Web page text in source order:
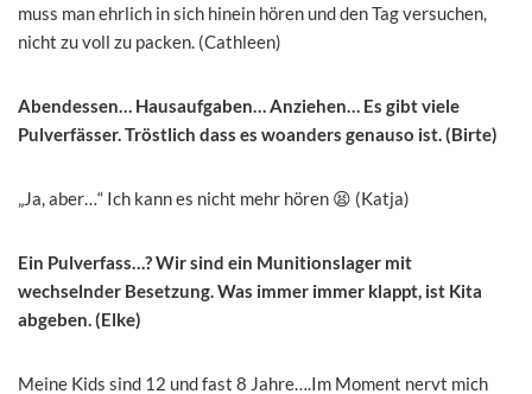
muss man ehrlich in sich hinein hören und den Tag versuchen,
nicht zu voll zu packen. (Cathleen)
Abendessen… Hausaufgaben… Anziehen… Es gibt viele
Pulverfässer. Tröstlich dass es woanders genauso ist. (Birte)
„Ja, aber…“ Ich kann es nicht mehr hören 😫 (Katja)
Ein Pulverfass…? Wir sind ein Munitionslager mit
wechselnder Besetzung. Was immer immer klappt, ist Kita
abgeben. (Elke)
Meine Kids sind 12 und fast 8 Jahre….Im Moment nervt mich